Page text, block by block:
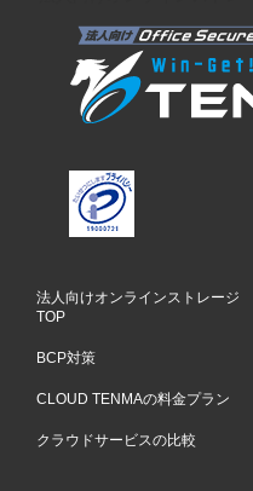
法人向けオンラインストレージ
TOP
BCP対策
CLOUD TENMAの料金プラン
クラウドサービスの比較